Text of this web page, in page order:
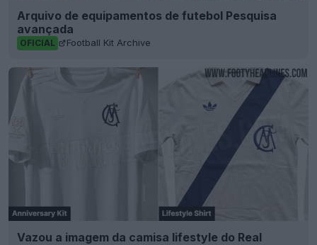
Arquivo de equipamentos de futebol Pesquisa
avançada
OFICIAL Football Kit Archive
Vazou a imagem da camisa lifestyle do Real